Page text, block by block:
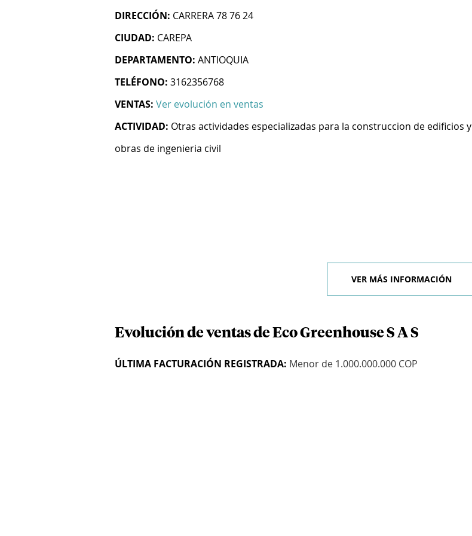
DIRECCIÓN: CARRERA 78 76 24
CIUDAD: CAREPA
DEPARTAMENTO: ANTIOQUIA
TELÉFONO: 3162356768
VENTAS: Ver evolución en ventas
ACTIVIDAD: Otras actividades especializadas para la construccion de edificios y
obras de ingenieria civil
VER MÁS INFORMACIÓN
Evolución de ventas de Eco Greenhouse S A S
ÚLTIMA FACTURACIÓN REGISTRADA: Menor de 1.000.000.000 COP